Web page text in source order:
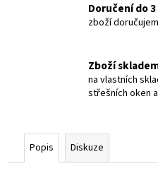
Doručení do
zboží
Zboží
na vlastních
střešních oken
Popis Diskuze